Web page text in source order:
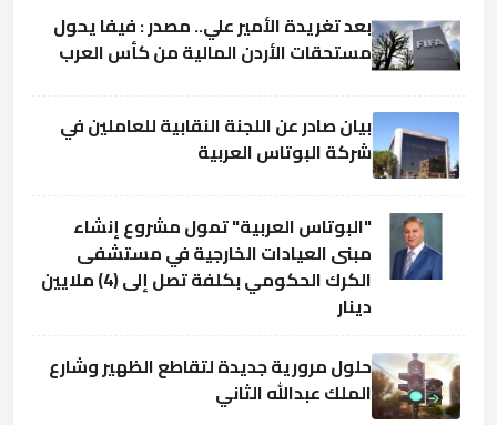
بعد تغريدة الأمير علي.. مصدر : فيفا يحول
مستحقات الأردن المالية من كأس العرب
بيان صادر عن اللجنة النقابية للعاملين في
شركة البوتاس العربية
"البوتاس العربية" تمول مشروع إنشاء
مبنى العيادات الخارجية في مستشفى
الكرك الحكومي بكلفة تصل إلى (4) ملايين
دينار
حلول مرورية جديدة لتقاطع الظهير وشارع
الملك عبدالله الثاني